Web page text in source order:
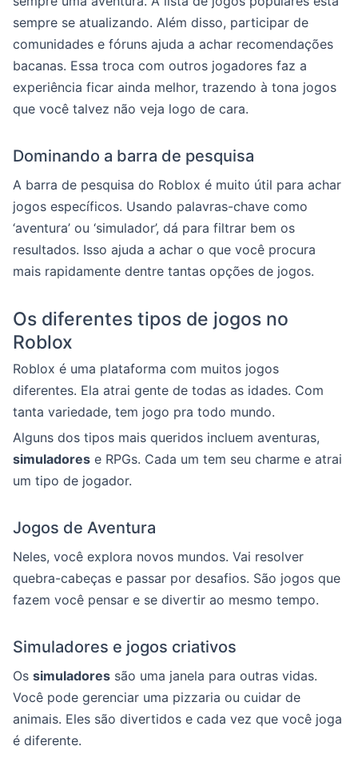
sempre se atualizando. Além disso, participar de
comunidades e fóruns ajuda a achar recomendações
bacanas. Essa troca com outros jogadores faz a
experiência ficar ainda melhor, trazendo à tona jogos
que você talvez não veja logo de cara.
Dominando a barra de pesquisa
A barra de pesquisa do Roblox é muito útil para achar
jogos específicos. Usando palavras-chave como
‘aventura’ ou ‘simulador’, dá para filtrar bem os
resultados. Isso ajuda a achar o que você procura
mais rapidamente dentre tantas opções de jogos.
Os diferentes tipos de jogos no
Roblox
Roblox é uma plataforma com muitos jogos
diferentes. Ela atrai gente de todas as idades. Com
tanta variedade, tem jogo pra todo mundo.
Alguns dos tipos mais queridos incluem aventuras,
simuladores e RPGs. Cada um tem seu charme e atrai
um tipo de jogador.
Jogos de Aventura
Neles, você explora novos mundos. Vai resolver
quebra-cabeças e passar por desafios. São jogos que
fazem você pensar e se divertir ao mesmo tempo.
Simuladores e jogos criativos
Os simuladores são uma janela para outras vidas.
Você pode gerenciar uma pizzaria ou cuidar de
animais. Eles são divertidos e cada vez que você joga
é diferente.